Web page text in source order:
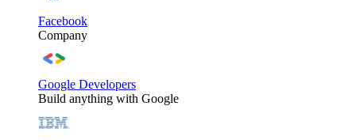
Facebook
Company
Google Developers
Build anything with Google